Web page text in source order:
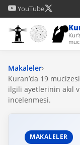
YouTube
Makaleler›
Kuran’da 19
ilgili ayetlerinin akıl
incelenmesi.
MAKALELER